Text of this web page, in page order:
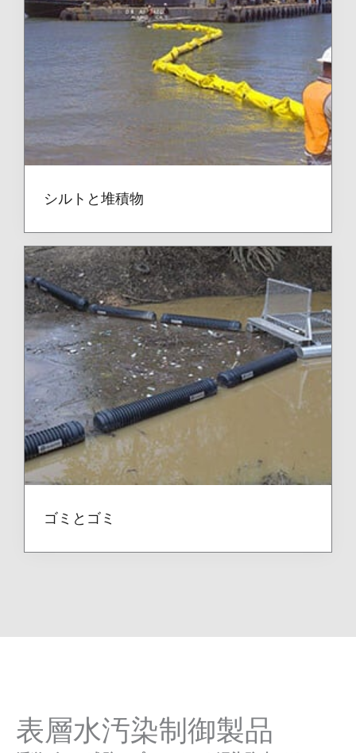
シルトと堆積物
ゴミとゴミ
表層水汚染制御製品